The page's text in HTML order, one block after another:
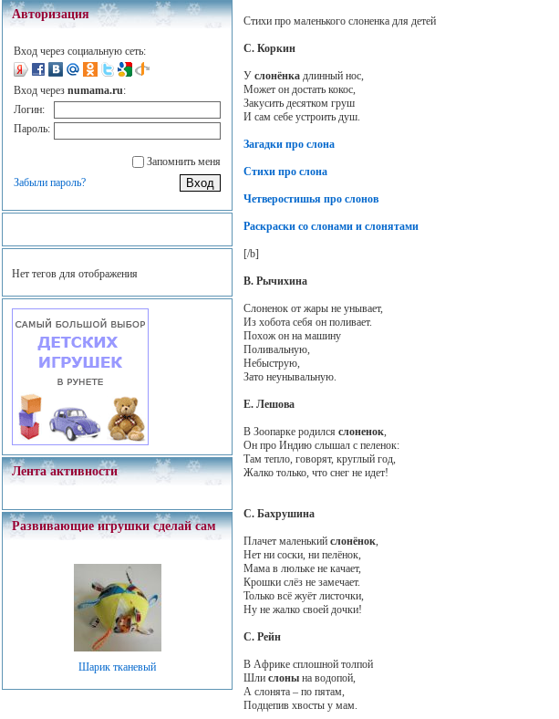
Авторизация
Вход через социальную сеть:
Вход через numama.ru:
Логин:
Пароль:
Запомнить меня
Забыли пароль?
Нет тегов для отображения
Лента активности
Развивающие игрушки сделай сам
Шарик тканевый
Стихи про маленького слоненка для детей
С. Коркин
Услонёнка длинный нос,
Может он достать кокос,
Закусить десятком груш
И сам себе устроить душ.
Загадки про слона
Стихи про слона
Четверостишья про слонов
Раскраски со слонами и слонятами
[/b]
В. Рычихина
Слоненок от жары не унывает,
Из хобота себя он поливает.
Похож он на машину
Поливальную,
Небыструю,
Зато неунывальную.
Е. Лешова
В Зоопарке родилсяcлоненок,
Он про Индию слышал с пеленок:
Там тепло, говорят, круглый год,
Жалко только, что снег не идет!
С. Бахрушина
Плачет маленькийслонёнок,
Нет ни соски, ни пелёнок,
Мама в люльке не качает,
Крошки слёз не замечает.
Только всё жуёт листочки,
Ну не жалко своей дочки!
С. Рейн
В Африке сплошной толпой
Шлислоны на водопой,
А слонята – по пятам,
Подцепив хвосты у мам.